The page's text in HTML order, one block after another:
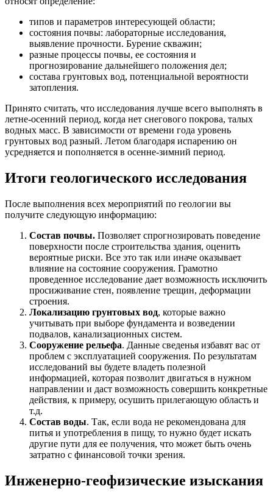
типов и параметров интересующей области;
состояния почвы: лабораторные исследования,
выявление прочности. Бурение скважин;
разные процессы почвы, ее состояния и
прогнозирование дальнейшего положения дел;
состава грунтовых вод, потенциальной вероятности
затопления.
Принято считать, что исследования лучше всего выполнять в
летне-осенний период, когда нет снегового покрова, талых
водных масс. В зависимости от времени года уровень
грунтовых вод разный. Летом благодаря испарению он
усредняется и пополняется в осенне-зимний период.
Итоги геологического исследования
После выполнения всех мероприятий по геологии вы
получите следующую информацию:
Состав почвы. Позволяет спрогнозировать поведение
поверхности после строительства здания, оценить
вероятные риски. Все это так или иначе оказывает
влияние на состояние сооружения. Грамотно
проведенное исследование дает возможность исключить
просиживание стен, появление трещин, деформации
строения.
Локализацию грунтовых вод, которые важно
учитывать при выборе фундамента и возведении
подвалов, канализационных систем.
Сооружение рельефа. Данные сведенья избавят вас от
проблем с эксплуатацией сооружения. По результатам
исследований вы будете владеть полезной
информацией, которая позволит двигаться в нужном
направлении и даст возможность совершить конкретные
действия, к примеру, осушить прилегающую область и
т.д.
Состав воды. Так, если вода не рекомендована для
питья и употребления в пищу, то нужно будет искать
другие пути для ее получения, что может быть очень
затратно с финансовой точки зрения.
Инженерно-геофизические изыскания